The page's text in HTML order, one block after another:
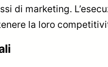
di marketing.
la loro